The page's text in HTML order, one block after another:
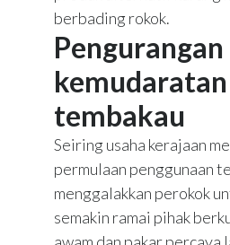
berbading rokok.
Pengurangan
kemudaratan
tembakau
Seiring usaha kerajaan
permulaan penggunaan
menggalakkan perokok
semakin ramai pihak